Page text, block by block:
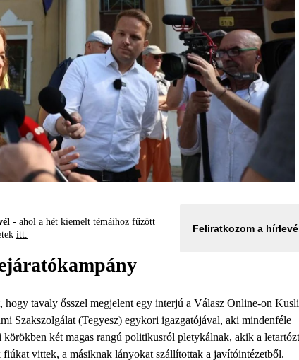
- ahol a hét kiemelt témáihoz fűzött
itt.
Feliratkozom a
hogy tavaly ősszel megjelent egy interjú a Válasz Online-on
Szakszolgálat (Tegyesz) egykori igazgatójával, aki mindenféle
két magas rangú politikusról pletykálnak, akik a
vittek, a másiknak lányokat szállítottak a javítóintézetből.